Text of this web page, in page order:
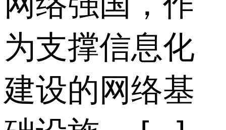
为支撑信息化
建设的网络基